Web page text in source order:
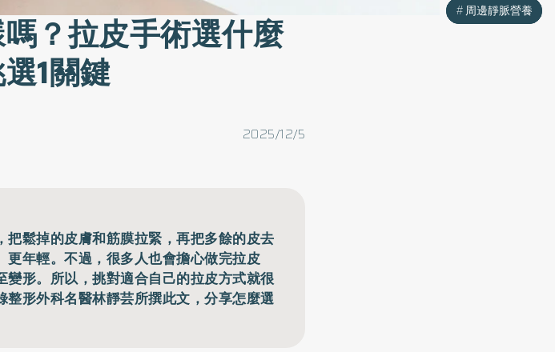
？拉皮手術選什麼
1關鍵
2025/12/5
鬆掉的皮膚和筋膜拉緊，再把多餘的皮去
年輕。不過，很多人也會擔心做完拉皮
形。所以，挑對適合自己的拉皮方式就很
形外科名醫林靜芸所撰此文，分享怎麼選
周邊靜脈營養
周邊靜脈營養